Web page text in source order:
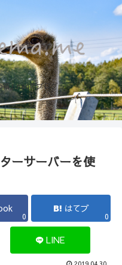
』naoのブログ
ーサーバーを使
0
はてブ
0
LINE